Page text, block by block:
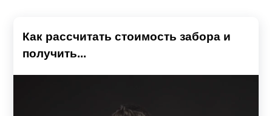
Как рассчитать стоимость забора и
получить...